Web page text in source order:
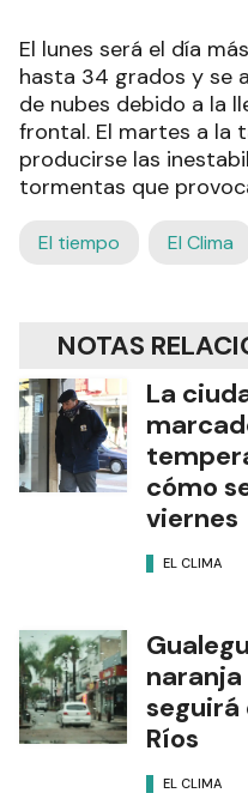
El lunes será el día
hasta 34 grados y se
de nubes debido a la
frontal. El martes a la
producirse las
tormentas que
El tiempo El Clima
NOTAS
La
cómo
viernes
EL CLIMA
seguirá
Ríos
EL CLIMA